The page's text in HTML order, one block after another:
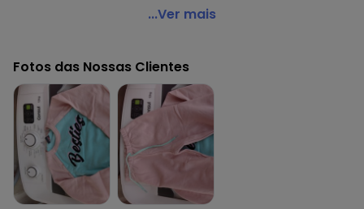
Vida Costeira - Conjunto Infantil de Moletom Besties
Código do produto: 8489700
Modelagem: Ampla
Modelo: Confort
Comprimento da Manga: Longa
Comprimento: Longo
Forro: Não
Cinto: Não acompanha
Decote Frente : Redondo
Fornecedor: OLIVER COMERCIO DIGITAL LTDA / CNPJ
42.116.634/0001-54
...Ver mais
Fotos das Nossas Clientes